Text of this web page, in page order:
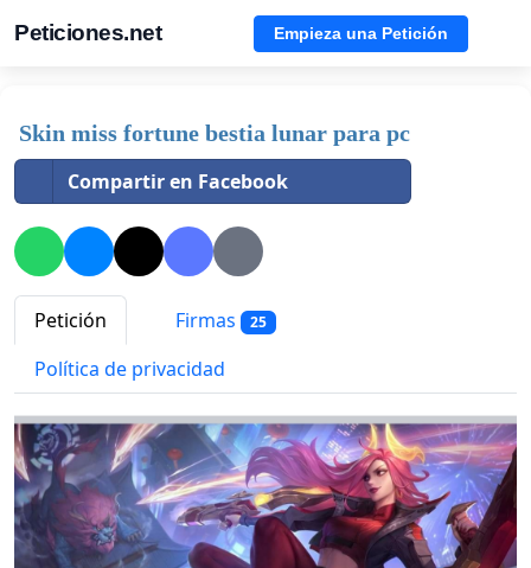
Peticiones.net Empieza una Petición
Skin miss fortune bestia lunar para pc
Compartir en Facebook
Petición Firmas 25
Política de privacidad